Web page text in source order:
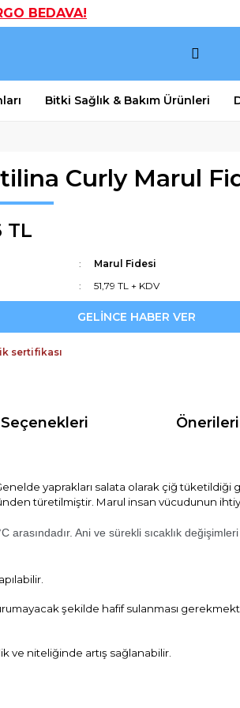
BEDAVA!
Bitki Sağlık & Bakım Ürünleri
Curly Marul
TL
Marul Fidesi
51,79 TL + KDV
GELİNCE HABER VER
yaprakları salata olarak çiğ tüketildiği
türetilmiştir. Marul insan vücudunun
arasındadır. Ani ve sürekli sıcaklık
şekilde hafif sulanması
ve niteliğinde artış sağlanabilir.